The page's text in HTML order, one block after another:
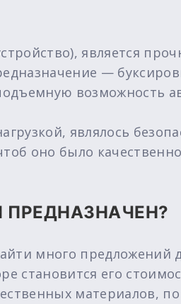
является
—
возможность
являлось
оно было
ПРЕДНАЗНАЧЕН?
много предложений
его
материалов,